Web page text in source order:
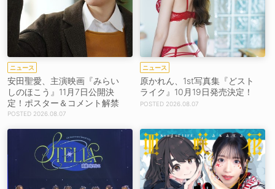
ニュース
安田聖愛、主演映画『みらい
しのほこう』11月7日公開決
定！ポスター＆コメント解禁
2026.08.07
ニュース
原かれん、1st写真集『どスト
ライク』10月19日発売決定！
2026.08.07